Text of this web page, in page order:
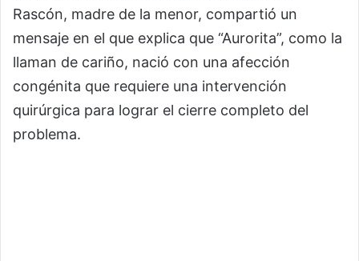
Rascón, madre de la menor, compartió un
mensaje en el que explica que “Aurorita”, como la
llaman de cariño, nació con una afección
congénita que requiere una intervención
quirúrgica para lograr el cierre completo del
problema.